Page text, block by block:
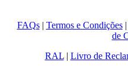
FAQs| Termos e Condições|
de
RAL| Livro de